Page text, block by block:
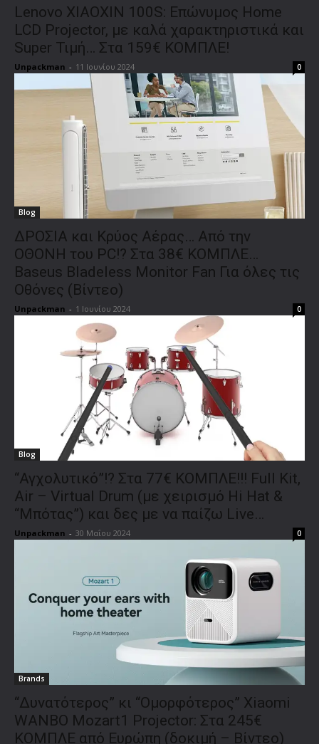
Lenovo XIAOXIN 100S: Επώνυμος Home
LCD Projector, με καλά χαρακτηριστικά και
Super Τιμή… Στα 159€ ΚΟΜΠΛΕ!
Unpackman - 11 Ιουνίου 2024 0
Blog
ΔΡΟΣΙΑ και Κρύος Αέρας… Από την
ΟΘΟΝΗ του PC!? Στα 38€ ΚΟΜΠΛΕ…
Baseus Bladeless Monitor Fan Για όλες τις
Οθόνες (Βίντεο)
Unpackman - 1 Ιουνίου 2024 0
Blog
“Αγχολυτικό”!? Στα 77€ ΚΟΜΠΛΕ!!! Full Kit,
Air – Virtual Drum (με χειρισμό Hi Hat &
“Μπότας”) και δες με να παίζω Live…
Unpackman - 30 Μαΐου 2024 0
Brands
“Δυνατότερος” κι “Ομορφότερος” Xiaomi
WANBO Mozart1 Projector: Στα 245€
ΚΟΜΠΛΕ από Ευρώπη (δοκιμή – Βίντεο)